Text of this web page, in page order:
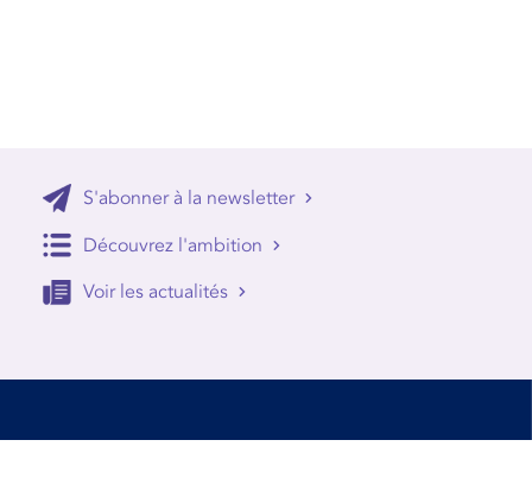
S'abonner à la newsletter
Découvrez l'ambition
Voir les actualités